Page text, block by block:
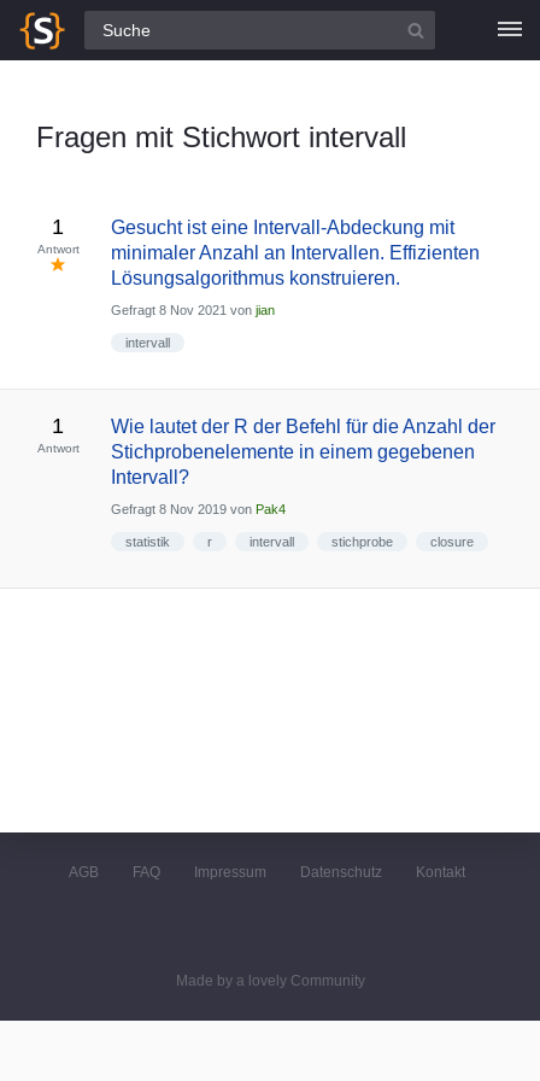
Alle Fragen
Fragen mit Stichwort intervall
1
Antwort
Gesucht ist eine Intervall-Abdeckung mit
minimaler Anzahl an Intervallen. Effizienten
Lösungsalgorithmus konstruieren.
Gefragt 8 Nov 2021 von jian
intervall
1
Antwort
Wie lautet der R der Befehl für die Anzahl der
Stichprobenelemente in einem gegebenen
Intervall?
Gefragt 8 Nov 2019 von Pak4
statistik r intervall stichprobe closure
AGB FAQ Impressum Datenschutz Kontakt
Made by a lovely Community